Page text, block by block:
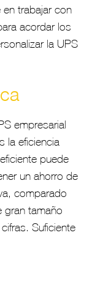
trabajar con
acordar los
la UPS
empresarial
la eficiencia
puede
un ahorro de
comparado
gran tamaño
Suficiente